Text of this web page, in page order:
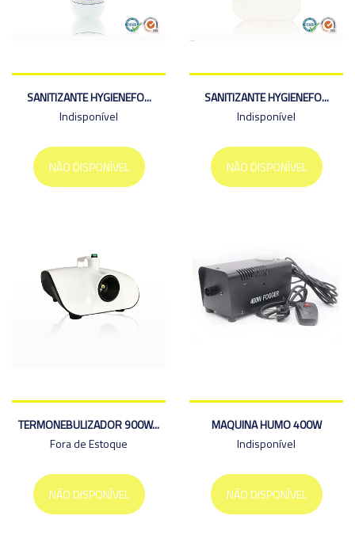
SANITIZANTE HYGIENEFO...
Indisponível
NÃO DISPONÍVEL
SANITIZANTE HYGIENEFO...
Indisponível
NÃO DISPONÍVEL
TERMONEBULIZADOR 900W...
Fora de Estoque
NÃO DISPONÍVEL
MAQUINA HUMO 400W
Indisponível
NÃO DISPONÍVEL